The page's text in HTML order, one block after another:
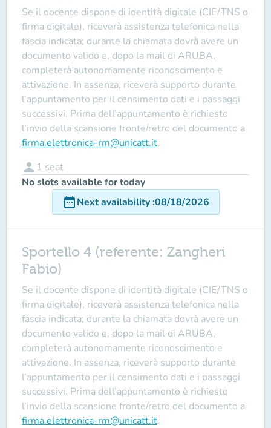
Se il docente dispone di identità digitale (CIE/TNS o
firma digitale), riceverà assistenza telefonica nella
fascia indicata; durante la chiamata dovrà avere un
documento valido e, dopo la mail di ARUBA,
completerà autonomamente riconoscimento e
attivazione. In assenza, riceverà supporto durante
l’appuntamento per il censimento dati e i passaggi
successivi. Prima dell’appuntamento è richiesto
l’invio della scansione fronte/retro del documento a
firma.elettronica-rm@unicatt.it.
person 1 seat
No slots available for today
date_rangeNext availability:08/18/2026
Sportello 4 (referente: Zangheri
Fabio)
Se il docente dispone di identità digitale (CIE/TNS o
firma digitale), riceverà assistenza telefonica nella
fascia indicata; durante la chiamata dovrà avere un
documento valido e, dopo la mail di ARUBA,
completerà autonomamente riconoscimento e
attivazione. In assenza, riceverà supporto durante
l’appuntamento per il censimento dati e i passaggi
successivi. Prima dell’appuntamento è richiesto
l’invio della scansione fronte/retro del documento a
firma.elettronica-rm@unicatt.it.